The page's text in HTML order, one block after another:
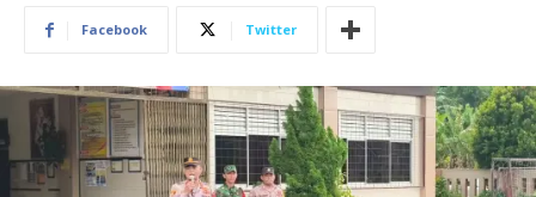
Facebook Twitter